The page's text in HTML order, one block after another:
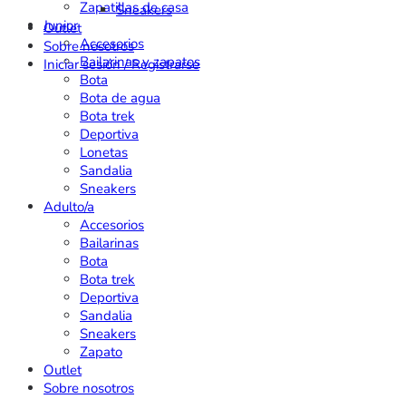
Zapatillas de casa
Junior
Accesorios
Bailarinas y zapatos
Bota
Bota de agua
Bota trek
Deportiva
Lonetas
Sandalia
Sneakers
Adulto/a
Accesorios
Bailarinas
Bota
Bota trek
Deportiva
Sandalia
Sneakers
Zapato
Outlet
Sobre nosotros
Sneakers
Outlet
Sobre nosotros
Iniciar sesión / Registrarse